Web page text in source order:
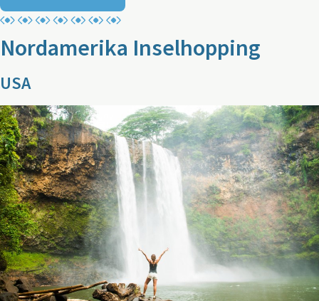
Nordamerika Inselhopping
USA